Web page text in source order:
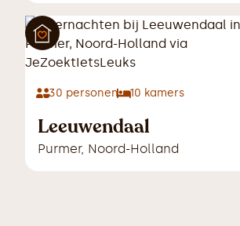
30 personen 10 kamers
Leeuwendaal
Purmer, Noord-Holland